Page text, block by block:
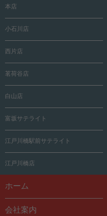
本店
小石川店
西片店
茗荷谷店
白山店
富坂サテライト
江戸川橋駅前サテライト
江戸川橋店
ホーム
会社案内